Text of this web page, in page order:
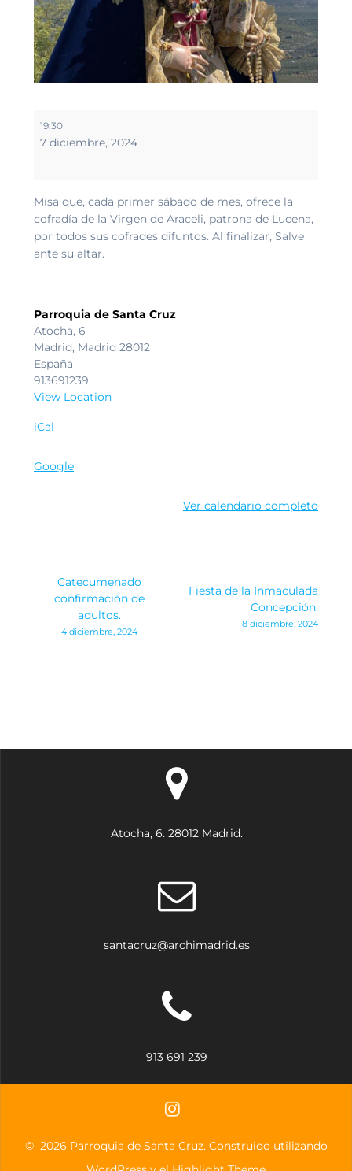
Cofradía
de
Virgen
de
Araceli.
19:30
7 diciembre, 2024
Misa que, cada primer sábado de mes, ofrece la
cofradía de la Virgen de Araceli, patrona de Lucena,
por todos sus cofrades difuntos. Al finalizar, Salve
ante su altar.
Parroquia de Santa Cruz
Atocha, 6
Madrid, Madrid 28012
España
913691239
View Location
iCal
Google
Ver calendario completo
Navegación
entradas
Catecumenado
confirmación de
adultos.
4 diciembre, 2024
Fiesta de la Inmaculada
Concepción.
8 diciembre, 2024
Atocha, 6. 28012 Madrid.
santacruz@archimadrid.es
913 691 239
© 2026 Parroquia de Santa Cruz. Construido utilizando